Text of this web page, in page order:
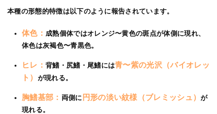
本種の形態的特徴は以下のように報告されています。
体色： 成熟個体ではオレンジ〜黄色の斑点が体側に現れ、
体色は灰褐色〜青黒色。
ヒレ： 背鰭・尻鰭・尾鰭には青〜紫の光沢（バイオレッ
ト） が現れる。
胸鰭基部： 両側に 円形の淡い紋様（ブレミッシュ）が
現れる。